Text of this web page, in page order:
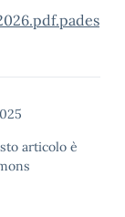
articolo è